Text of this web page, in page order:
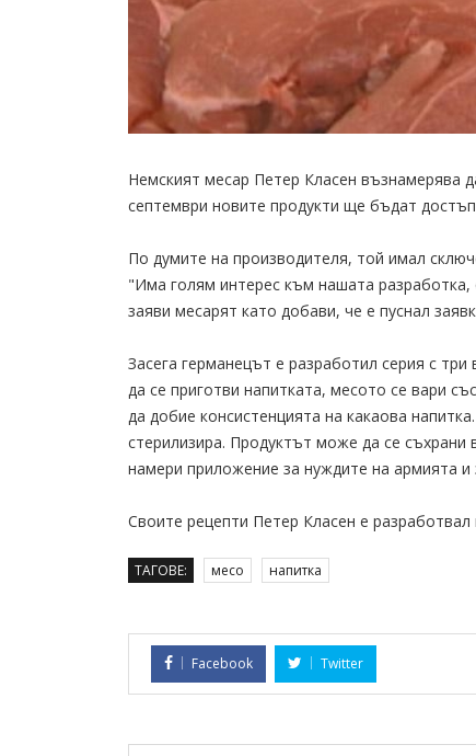
Немският месар Петер Класен възнамерява
септември новите продукти ще бъдат
По думите на производителя, той имал
"Има голям интерес към нашата
заяви месарят като добави, че е пуснал
Засега германецът е разработил серия с
да се приготви напитката, месото се вари
да добие консистенцията на какаова
стерилизира. Продуктът може да се
намери приложение за нуждите на армията
Своите рецепти Петер Класен е
ТАГОВЕ: месо напитка
Facebook Twitter